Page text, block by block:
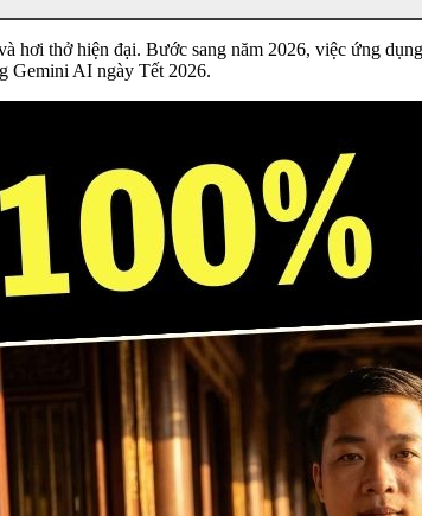
thở hiện đại. Bước sang năm 2026, việc ứng
Gemini AI ngày Tết 2026.